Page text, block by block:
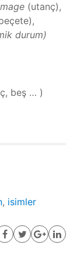
(utanç),
durum)
beş … )
, isimler